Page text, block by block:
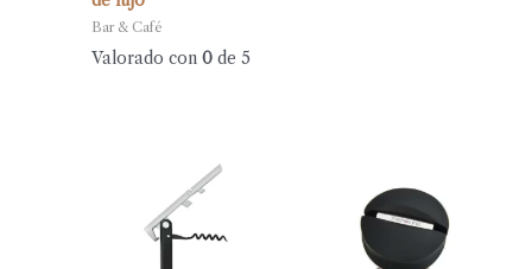
Bar & Café
Valorado con0 de 5